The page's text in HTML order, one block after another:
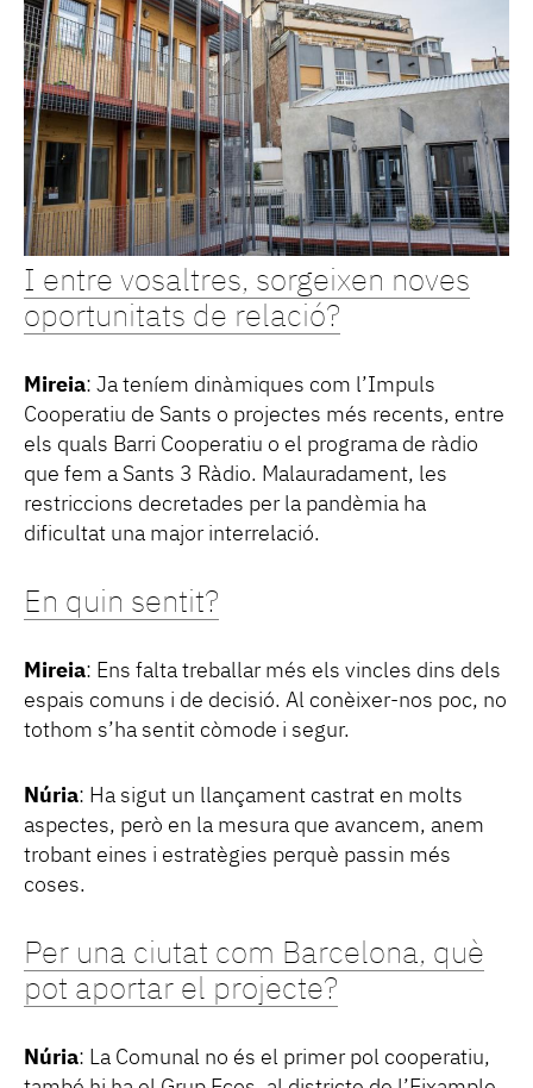
I entre vosaltres, sorgeixen noves
oportunitats de relació?
Mireia: Ja teníem dinàmiques com l’Impuls
Cooperatiu de Sants o projectes més recents, entre
els quals Barri Cooperatiu o el programa de ràdio
que fem a Sants 3 Ràdio. Malauradament, les
restriccions decretades per la pandèmia ha
dificultat una major interrelació.
En quin sentit?
Mireia: Ens falta treballar més els vincles dins dels
espais comuns i de decisió. Al conèixer-nos poc, no
tothom s’ha sentit còmode i segur.
Núria: Ha sigut un llançament castrat en molts
aspectes, però en la mesura que avancem, anem
trobant eines i estratègies perquè passin més
coses.
Per una ciutat com Barcelona, què
pot aportar el projecte?
Núria: La Comunal no és el primer pol cooperatiu,